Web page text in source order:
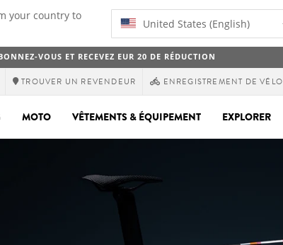
your country to
United States (English)
VOUS ET RECEVEZ EUR 20 DE RÉDUCTION
TROUVER UN REVENDEUR ENREGISTREMENT DE VÉLO
MOTO VÊTEMENTS & ÉQUIPEMENT EXPLORER